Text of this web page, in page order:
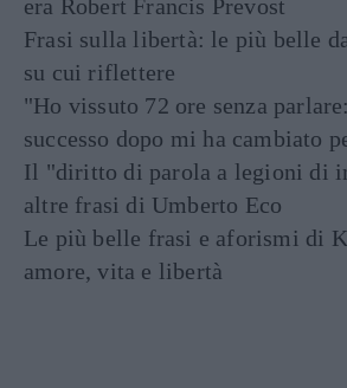
era Robert Francis Prevost
Frasi sulla libertà: le più belle
su cui riflettere
"Ho vissuto 72 ore senza
successo dopo mi ha cambiato
Il "diritto di parola a legioni di
altre frasi di Umberto Eco
Le più belle frasi e aforismi di
amore, vita e libertà